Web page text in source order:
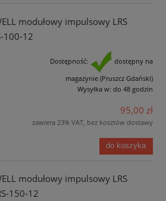
modułowy impulsowy LRS
100-12
Dostępność:
dostępny na
magazynie (Pruszcz Gdański)
Wysyłka w: do 48 godzin
95,00 zł
zawiera 23% VAT, bez kosztów dostawy
do koszyka
modułowy impulsowy LRS
150-12